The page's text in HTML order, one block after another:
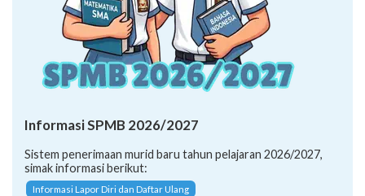
Informasi SPMB 2026/2027
Sistem penerimaan murid baru tahun pelajaran 2026/2027,
simak informasi berikut:
Informasi Lapor Diri dan Daftar Ulang